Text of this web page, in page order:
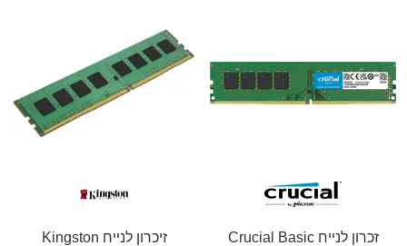
זכרון לנייח Crucial Basic
זיכרון לנייח Kingston